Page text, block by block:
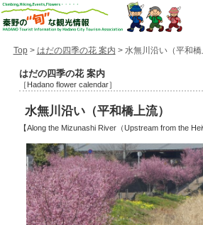
Top> はだの四季の花 案内 > 水無川沿い（平和橋
はだの四季の花 案内
［Hadano flower calendar］
水無川沿い（平和橋上流）
【Along the Mizunashi River（Upstream from the